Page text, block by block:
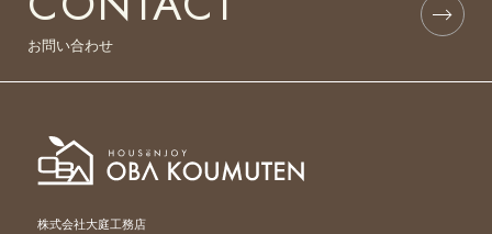
お問い合わせ
株式会社大庭工務店